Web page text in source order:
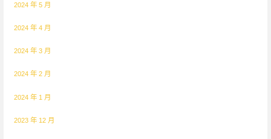
2024 年 5 月
2024 年 4 月
2024 年 3 月
2024 年 2 月
2024 年 1 月
2023 年 12 月